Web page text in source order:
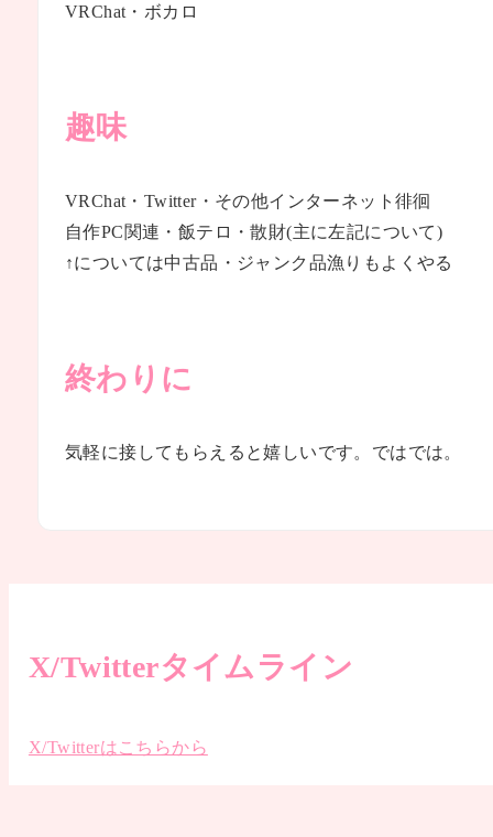
VRChat・ボカロ
趣味
VRChat・Twitter・その他インターネット徘徊
自作PC関連・飯テロ・散財(主に左記について)
↑については中古品・ジャンク品漁りもよくやる
終わりに
気軽に接してもらえると嬉しいです。ではでは。
X/Twitterタイムライン
X/Twitterはこちらから